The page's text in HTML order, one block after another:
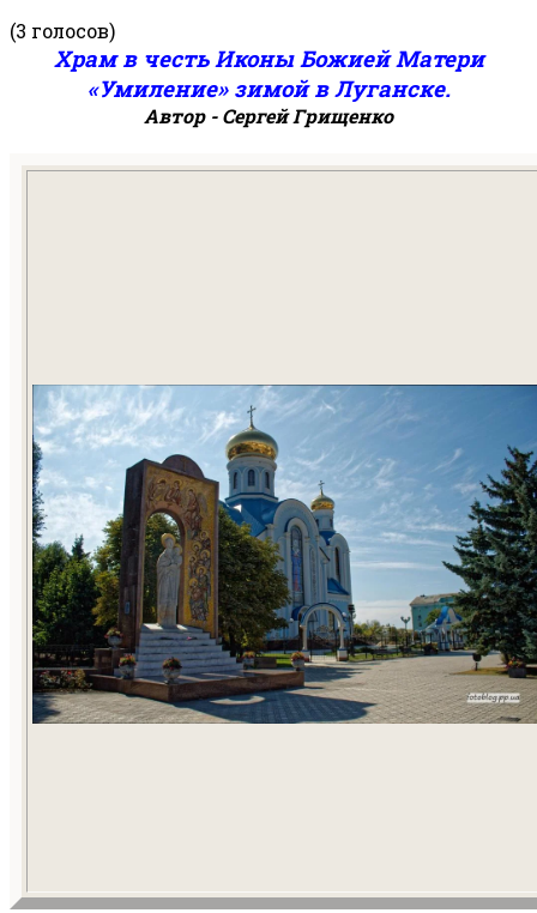
(3 голосов)
Храм в честь Иконы Божией Матери
«Умиление» зимой в Луганске.
Автор -Сергей Грищенко